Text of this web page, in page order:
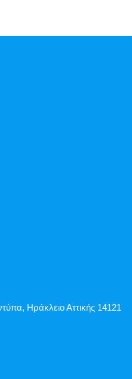
Ηράκλειο Αττικής 14121